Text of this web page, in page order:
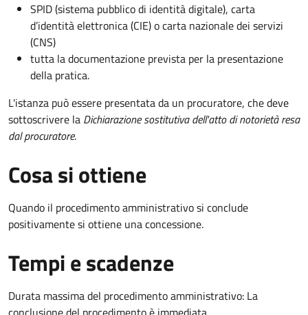
SPID (sistema pubblico di identità digitale), carta
d’identità elettronica (CIE) o carta nazionale dei servizi
(CNS)
tutta la documentazione prevista per la presentazione
della pratica.
L'istanza può essere presentata da un procuratore, che deve
sottoscrivere la Dichiarazione sostitutiva dell'atto di notorietà resa
dal procuratore.
Cosa si ottiene
Quando il procedimento amministrativo si conclude
positivamente si ottiene una concessione.
Tempi e scadenze
Durata massima del procedimento amministrativo: La